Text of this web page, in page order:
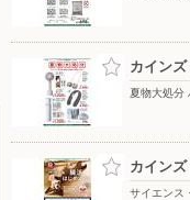
カイン
夏物大処分
カイン
サイエンス